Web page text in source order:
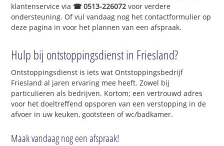
klantenservice via ☎ 0513-226072 voor verdere
ondersteuning. Of vul vandaag nog het contactformulier op
deze pagina in voor het plannen van een afspraak.
Hulp bij ontstoppingsdienst in Friesland?
Ontstoppingsdienst is iets wat Ontstoppingsbedrijf
Friesland al jaren ervaring mee heeft. Zowel bij
particulieren als bedrijven. Kortom; een vertrouwd adres
voor het doeltreffend opsporen van een verstopping in de
afvoer in uw keuken, gootsteen of wc/badkamer.
Maak vandaag nog een afspraak!